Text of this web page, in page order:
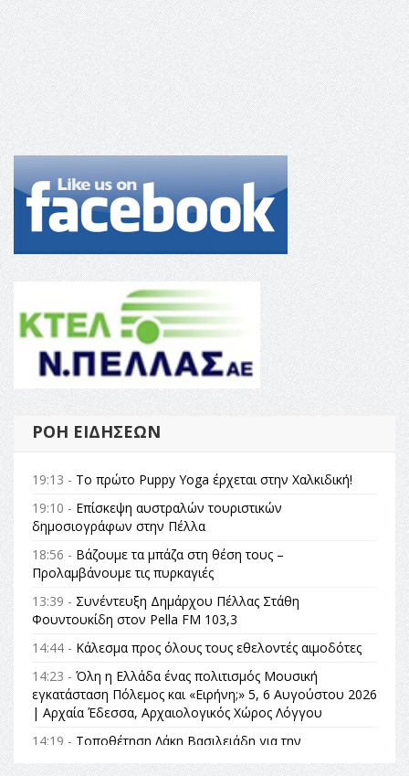
ΡΟΉ ΕΙΔΉΣΕΩΝ
19:13 - Το πρώτο Puppy Yoga έρχεται στην Χαλκιδική!
19:10 - Επίσκεψη αυστραλών τουριστικών
δημοσιογράφων στην Πέλλα
18:56 - Βάζουμε τα μπάζα στη θέση τους –
Προλαμβάνουμε τις πυρκαγιές
13:39 - Συνέντευξη Δημάρχου Πέλλας Στάθη
Φουντουκίδη στον Pella FM 103,3
14:44 - Κάλεσμα προς όλους τους εθελοντές αιμοδότες
14:23 - Όλη η Ελλάδα ένας πολιτισμός Μουσική
εγκατάσταση Πόλεμος και «Ειρήνη;» 5, 6 Αυγούστου 2026
| Αρχαία Έδεσσα, Αρχαιολογικός Χώρος Λόγγου
14:19 - Τοποθέτηση Λάκη Βασιλειάδη για την
Αναθεώρηση του Συντάγματος: «Σε τέτοιες κορυφαίες